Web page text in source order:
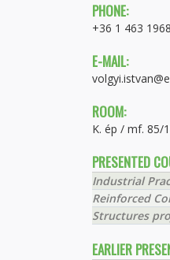
PHONE:
+36 1 463 1968
E-MAIL:
ROOM:
K. ép / mf. 85/
PRESENTED
Industrial
Reinforced
Structures
EARLIER